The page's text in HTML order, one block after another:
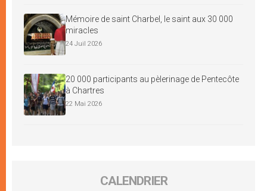
Mémoire de saint Charbel, le saint aux 30 000
miracles
24 Juil 2026
20 000 participants au pèlerinage de Pentecôte
à Chartres
22 Mai 2026
CALENDRIER